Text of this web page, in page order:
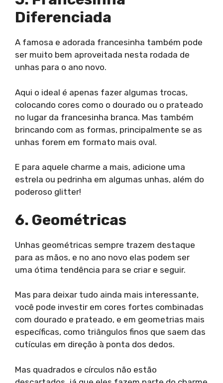
Diferenciada
A famosa e adorada francesinha também pode
ser muito bem aproveitada nesta rodada de
unhas para o ano novo.
Aqui o ideal é apenas fazer algumas trocas,
colocando cores como o dourado ou o prateado
no lugar da francesinha branca. Mas também
brincando com as formas, principalmente se as
unhas forem em formato mais oval.
E para aquele charme a mais, adicione uma
estrela ou pedrinha em algumas unhas, além do
poderoso glitter!
6. Geométricas
Unhas geométricas sempre trazem destaque
para as mãos, e no ano novo elas podem ser
uma ótima tendência para se criar e seguir.
Mas para deixar tudo ainda mais interessante,
você pode investir em cores fortes combinadas
com dourado e prateado, e em geometrias mais
específicas, como triângulos finos que saem das
cutículas em direção à ponta dos dedos.
Mas quadrados e círculos não estão